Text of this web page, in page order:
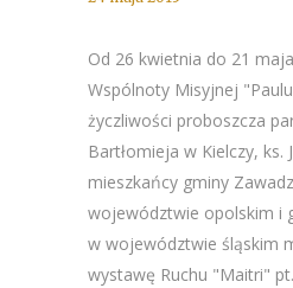
Od 26 kwietnia do 21
Wspólnoty Misyjnej
życzliwości proboszcza
Bartłomieja w Kielczy, ks.
mieszkańcy gminy
województwie opolskim i
w województwie śląskim
wystawę Ruchu "Maitri"